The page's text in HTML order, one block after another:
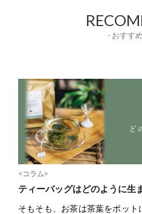
- おすす
<コラム>
ティーバッグはどのように生
そもそも、お茶は茶葉をポット